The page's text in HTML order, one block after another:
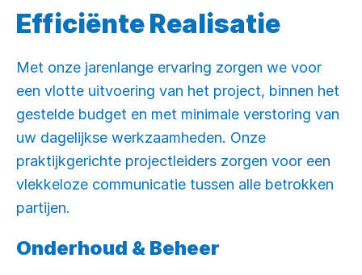
Efficiënte Realisatie
Met onze jarenlange ervaring zorgen we voor
een vlotte uitvoering van het project, binnen het
gestelde budget en met minimale verstoring van
uw dagelijkse werkzaamheden. Onze
praktijkgerichte projectleiders zorgen voor een
vlekkeloze communicatie tussen alle betrokken
partijen.
Onderhoud & Beheer